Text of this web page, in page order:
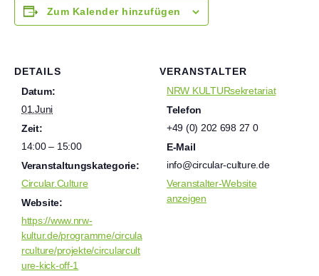
Zum Kalender hinzufügen
DETAILS
Datum:
01.Juni
Zeit:
14:00 – 15:00
Veranstaltungskategorie:
Circular.Culture
Website:
https://www.nrw-
kultur.de/programme/circula
rculture/projekte/circularcult
ure-kick-off-1
VERANSTALTER
NRW KULTURsekretariat
Telefon
+49 (0) 202 698 27 0
E-Mail
info@circular-culture.de
Veranstalter-Website
anzeigen